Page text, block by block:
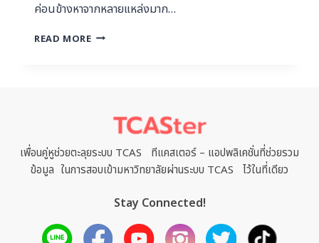
ค่อนข้างหาจากหลายแหล่งมาก…
READ MORE
เพื่อนคู่หูช่วยตะลุยระบบ TCAS ทีแคสเตอร์ – แอปพลิเคชั่นที่ช่วยรวม
ข้อมูล ในการสอบเข้ามหาวิทยาลัยผ่านระบบ TCAS ไว้ในที่เดียว
Stay Connected!